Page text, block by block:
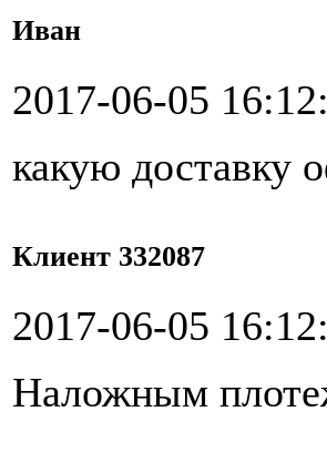
Иван
2017-06-05
какую доставку
Клиент 332087
2017-06-05
Наложным